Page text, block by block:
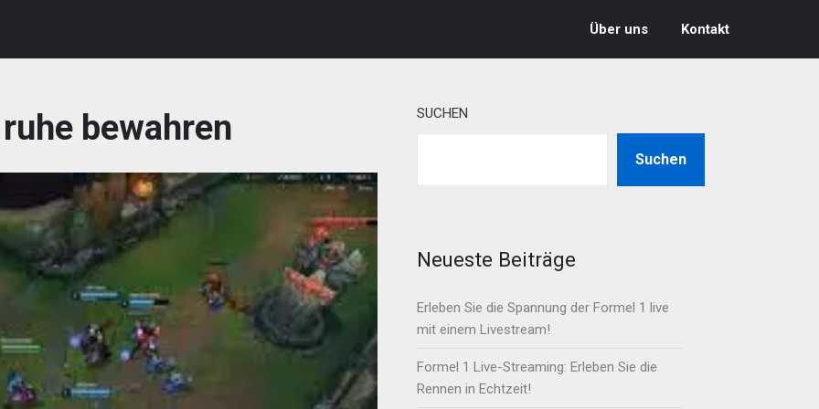
Über uns Kontakt
ruhe bewahren SUCHEN
Suchen
Neueste Beiträge
Erleben Sie die Spannung der Formel 1 live
mit einem Livestream!
Formel 1 Live-Streaming: Erleben Sie die
Rennen in Echtzeit!